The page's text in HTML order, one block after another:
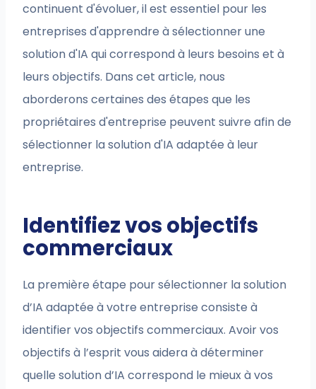
continuent d'évoluer, il est essentiel pour les
entreprises d'apprendre à sélectionner une
solution d'IA qui correspond à leurs besoins et à
leurs objectifs. Dans cet article, nous
aborderons certaines des étapes que les
propriétaires d'entreprise peuvent suivre afin de
sélectionner la solution d'IA adaptée à leur
entreprise.
Identifiez vos objectifs
commerciaux
La première étape pour sélectionner la solution
d’IA adaptée à votre entreprise consiste à
identifier vos objectifs commerciaux. Avoir vos
objectifs à l’esprit vous aidera à déterminer
quelle solution d’IA correspond le mieux à vos